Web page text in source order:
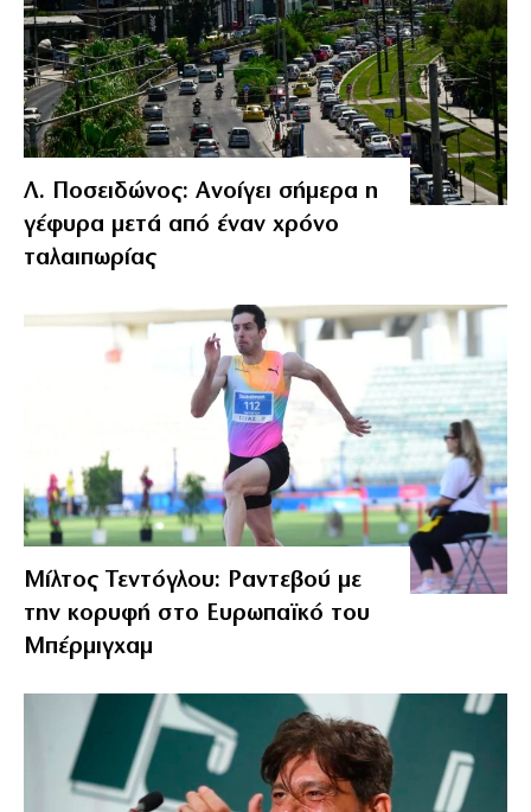
Λ. Ποσειδώνος: Ανοίγει σήμερα η
γέφυρα μετά από έναν χρόνο
ταλαιπωρίας
Μίλτος Τεντόγλου: Ραντεβού με
την κορυφή στο Ευρωπαϊκό του
Μπέρμιγχαμ